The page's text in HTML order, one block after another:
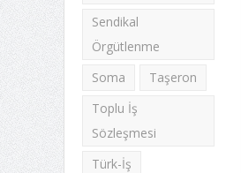
Sendikal
Örgütlenme
Soma
Taşeron
Toplu İş
Sözleşmesi
Türk-İş